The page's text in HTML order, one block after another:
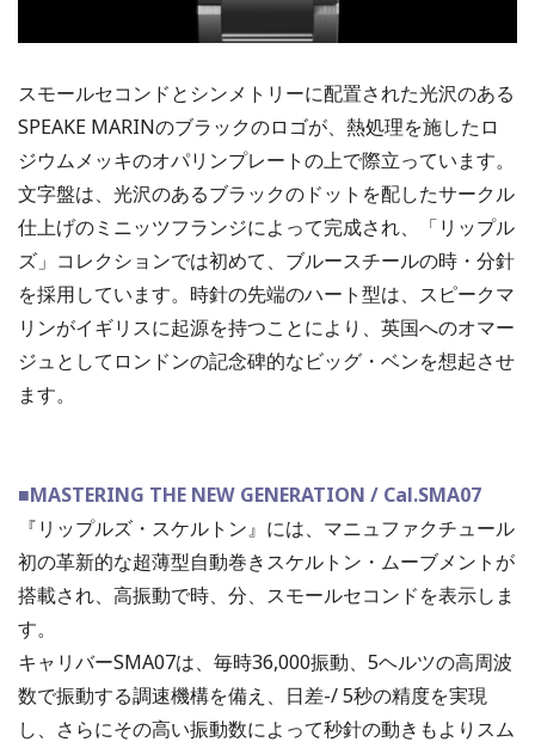
スモールセコンドとシンメトリーに配置された光沢のある
SPEAKE MARINのブラックのロゴが、熱処理を施したロ
ジウムメッキのオパリンプレートの上で際立っています。
文字盤は、光沢のあるブラックのドットを配したサークル
仕上げのミニッツフランジによって完成され、「リップル
ズ」コレクションでは初めて、ブルースチールの時・分針
を採用しています。時針の先端のハート型は、スピークマ
リンがイギリスに起源を持つことにより、英国へのオマー
ジュとしてロンドンの記念碑的なビッグ・ベンを想起させ
ます。
■MASTERING THE NEW GENERATION / Cal.SMA07
『リップルズ・スケルトン』には、マニュファクチュール
初の革新的な超薄型自動巻きスケルトン・ムーブメントが
搭載され、高振動で時、分、スモールセコンドを表示しま
す。
キャリバーSMA07は、毎時36,000振動、5ヘルツの高周波
数で振動する調速機構を備え、日差-/ 5秒の精度を実現
し、さらにその高い振動数によって秒針の動きもよりスム